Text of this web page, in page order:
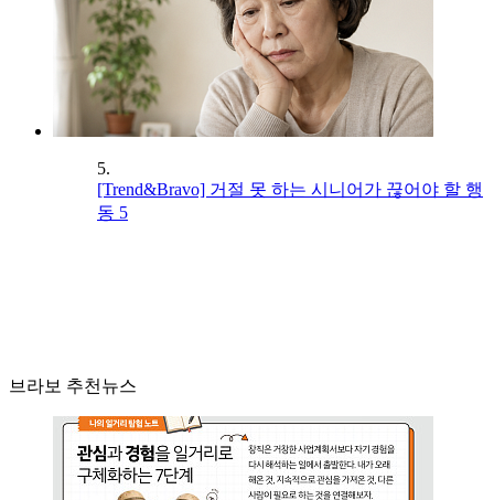
5.
[Trend&Bravo] 거절 못 하는 시니어가 끊어야 할 행
동 5
브라보 추천뉴스